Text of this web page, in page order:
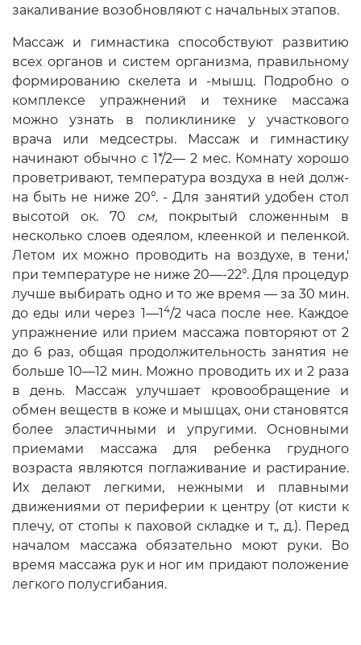
закаливание возобновляют с началь­ных этапов.
Массаж и гимнастика спо­собствуют развитию
всех органов и сис­тем организма, правильному
формирова­нию скелета и -мышц. Подробно о
комп­лексе упражнений и технике массажа
можно узнать в поликлинике у участ­кового
врача или медсестры. Массаж и гимнастику
начинают обычно с 1*/2— 2 мес. Комнату хорошо
проветри­вают, температура воздуха в ней долж­
на быть не ниже 20°. - Для занятий удобен стол
высотой ок. 70 см, покры­тый сложенным в
несколько слоев одея­лом, клеенкой и пеленкой.
Летом их можно проводить на воздухе, в тени,'
при температуре не ниже 20—-22°. Для процедур
лучше выбирать одно и то же время — за 30 мин.
до еды или через 1—1 4/2 часа после нее. Каждое
упраж­нение или прием массажа повторяют от 2
до 6 раз, общая продолжитель­ность занятия не
больше 10—12 мин. Можно проводить их и 2 раза
в день. Массаж улучшает кровообращение и
обмен веществ в коже и мышцах, они становятся
более эластичными и упру­гими. Основными
приемами массажа для ребенка грудного
возраста являют­ся поглаживание и растирание.
Их де­лают легкими, нежными и плавными
движениями от периферии к центру (от кисти к
плечу, от стопы к паховой складке и т„ д.). Перед
началом мас­сажа обязательно моют руки. Во
вре­мя массажа рук и ног им придают по­ложение
легкого полусгибания.